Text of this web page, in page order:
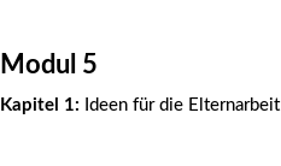
Modul 5
Kapitel 1: Ideen für die Elternarbeit